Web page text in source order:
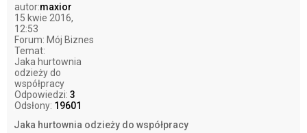
autor:maxior
15 kwie 2016,
12:53
Forum: Mój Biznes
Temat:
Jaka hurtownia
odzieży do
współpracy
Odpowiedzi: 3
Odsłony: 19601
Jaka hurtownia odzieży do współpracy